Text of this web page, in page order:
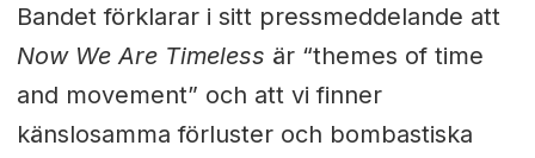
Bandet förklarar i sitt pressmeddelande att
Now We Are Timeless är “themes of time
and movement” och att vi finner
känslosammaförluster och bombastiska